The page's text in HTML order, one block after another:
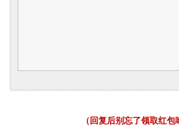
（回复后别忘了领取红包